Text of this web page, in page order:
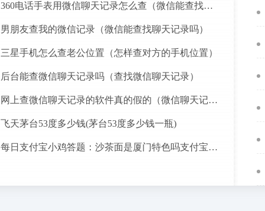
360电话手表用微信聊天记录怎么查（微信能查找聊天记录吗）
男朋友查我的微信记录（微信能查找聊天记录吗）
三星手机怎么查老公位置（怎样查对方的手机位置）
后台能查微信聊天记录吗（查找微信聊天记录）
网上查微信聊天记录的软件真的假的（微信聊天记录在哪里查）
飞天茅台53度多少钱(茅台53度多少钱一瓶)
每日支付宝小鸡答题：沙茶面是厦门特色吗支付宝答案2021年4月24日